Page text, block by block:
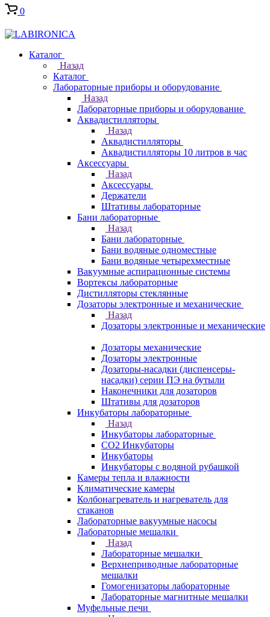
0
Каталог
Назад
Каталог
Лабораторные приборы и оборудование
Назад
Лабораторные приборы и оборудование
Аквадистилляторы
Назад
Аквадистилляторы
Аквадистилляторы 10 литров в час
Аксессуары
Назад
Аксессуары
Держатели
Штативы лабораторные
Бани лабораторные
Назад
Бани лабораторные
Бани водяные одноместные
Бани водяные четырехместные
Вакуумные аспирационные системы
Вортексы лабораторные
Дистилляторы стеклянные
Дозаторы электронные и механические
Назад
Дозаторы электронные и механические
Дозаторы механические
Дозаторы электронные
Дозаторы-насадки (диспенсеры-
насадки) серии ПЭ на бутыли
Наконечники для дозаторов
Штативы для дозаторов
Инкубаторы лабораторные
Назад
Инкубаторы лабораторные
CO2 Инкубаторы
Инкубаторы
Инкубаторы с водяной рубашкой
Камеры тепла и влажности
Климатические камеры
Колбонагреватель и нагреватель для
стаканов
Лабораторные вакуумные насосы
Лабораторные мешалки
Назад
Лабораторные мешалки
Верхнеприводные лабораторные
мешалки
Гомогенизаторы лабораторные
Лабораторные магнитные мешалки
Муфельные печи